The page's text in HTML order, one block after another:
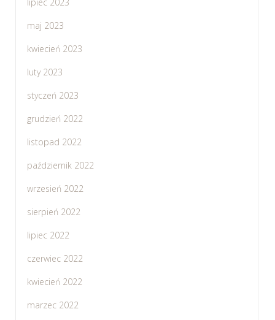
maj 2023
kwiecień 2023
luty 2023
styczeń 2023
grudzień 2022
listopad 2022
październik 2022
wrzesień 2022
sierpień 2022
lipiec 2022
czerwiec 2022
kwiecień 2022
marzec 2022